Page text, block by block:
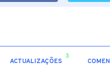
ACTUALIZAÇÕES
3